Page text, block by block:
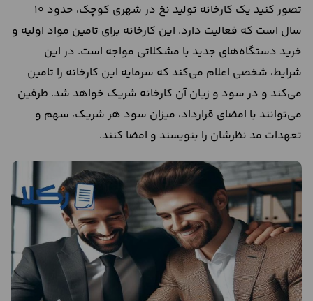
تصور کنید یک کارخانه تولید نخ در شهری کوچک، حدود ۱۰
سال است که فعالیت دارد. این کارخانه برای تامین مواد اولیه و
خرید دستگاه‌های جدید با مشکلاتی مواجه است. در این
شرایط، شخصی اعلام می‌کند که سرمایه این کارخانه را تامین
می‌کند و در سود و زیان آن کارخانه شریک خواهد شد. طرفین
می‌توانند با امضای قرارداد، میزان سود هر شریک، سهم و
تعهدات مد نظرشان را بنویسند و امضا کنند.